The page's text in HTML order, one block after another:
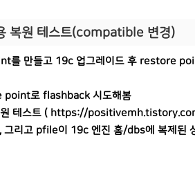
복원 테스트(compatible 변경)
를 만들고 19c 업그레이드 후 restore
point로 flashback 시도해봄
테스트 ( https://
그리고 pfile이 19c 엔진 홈/dbs에 복제된